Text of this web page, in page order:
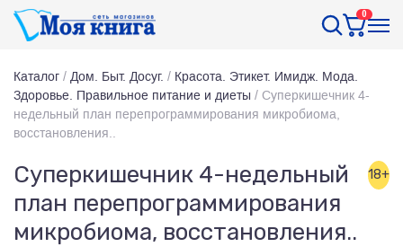
0
Каталог / Дом. Быт. Досуг. / Красота. Этикет. Имидж. Мода.
Здоровье. Правильное питание и диеты / Суперкишечник 4-
недельный план перепрограммирования микробиома,
восстановления..
Суперкишечник 4-недельный
план перепрограммирования
микробиома, восстановления..
18+